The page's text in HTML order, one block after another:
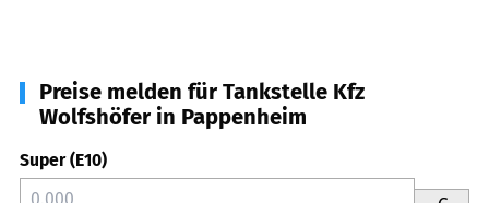
Preise melden für Tankstelle Kfz
Wolfshöfer in Pappenheim
Super (E10)